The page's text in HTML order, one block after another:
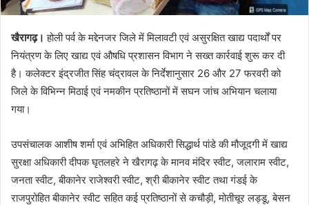
खैरागढ़। होली पर्व के मद्देनजर जिले में मिलावटी एवं असुरक्षित खाद्य पदार्थों पर
नियंत्रण के लिए खाद्य एवं औषधि प्रशासन विभाग ने सख्त कार्रवाई शुरू कर दी
है। कलेक्टर इंद्रजीत सिंह चंद्रावल के निर्देशानुसार 26 और 27 फरवरी को
जिले के विभिन्न मिठाई एवं नमकीन प्रतिष्ठानों में सघन जांच अभियान चलाया
गया।
उपसंचालक आशीष शर्मा एवं अभिहित अधिकारी सिद्धार्थ पांडे की मौजूदगी में खाद्य
सुरक्षा अधिकारी दीपक घृतलहरे ने खैरागढ़ के मानव मंदिर स्वीट, जलाराम स्वीट,
जनता स्वीट, बीकानेर राजेश्वरी स्वीट, श्री बीकानेर स्वीट तथा गंडई के
राजपुरोहित बीकानेर स्वीट सहित कई प्रतिष्ठानों से कचौड़ी, मोतीचूर लड्डू, बेसन